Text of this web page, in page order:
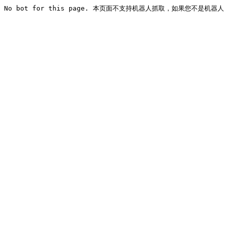
No bot for this page. 本页面不支持机器人抓取，如果您不是机器人，